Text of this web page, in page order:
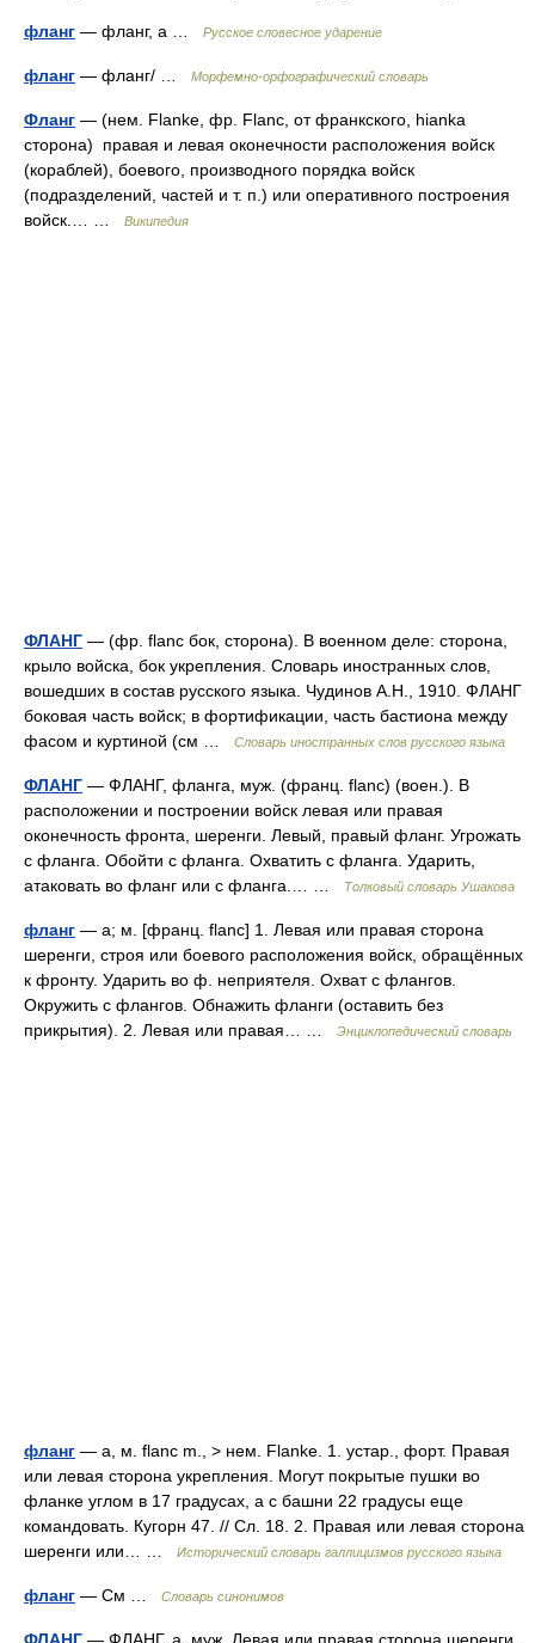
фланг — фланг, а … Русское словесное ударение
фланг — фланг/ … Морфемно-орфографический словарь
Фланг — (нем. Flanke, фр. Flanc, от франкского, hianka
сторона) правая и левая оконечности расположения войск
(кораблей), боевого, производного порядка войск
(подразделений, частей и т. п.) или оперативного построения
войск.… …
Википедия
ФЛАНГ — (фр. flanc бок, сторона). В военном деле: сторона,
крыло войска, бок укрепления. Словарь иностранных слов,
вошедших в состав русского языка. Чудинов А.Н., 1910. ФЛАНГ
боковая часть войск; в фортификации, часть бастиона между
фасом и куртиной (см …
Словарь иностранных слов русского языка
ФЛАНГ — ФЛАНГ, фланга, муж. (франц. flanc) (воен.). В
расположении и построении войск левая или правая
оконечность фронта, шеренги. Левый, правый фланг. Угрожать
с фланга. Обойти с фланга. Охватить с фланга. Ударить,
атаковать во фланг или с фланга.… …
Толковый словарь Ушакова
фланг — а; м. [франц. flanc] 1. Левая или правая сторона
шеренги, строя или боевого расположения войск, обращённых
к фронту. Ударить во ф. неприятеля. Охват с флангов.
Окружить с флангов. Обнажить фланги (оставить без
прикрытия). 2. Левая или правая… …
Энциклопедический словарь
фланг — а, м. flanc m., > нем. Flanke. 1. устар., форт. Правая
или левая сторона укрепления. Могут покрытые пушки во
фланке углом в 17 градусах, а с башни 22 градусы еще
командовать. Кугорн 47. // Сл. 18. 2. Правая или левая сторона
шеренги или… …
Исторический словарь галлицизмов русского языка
фланг — См … Словарь синонимов